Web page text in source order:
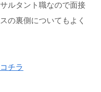
ルタント職なので面接
の裏側についてもよく
チラ